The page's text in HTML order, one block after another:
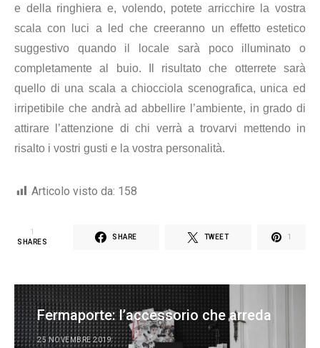
e della ringhiera e, volendo, potete arricchire la vostra
scala con luci a led che creeranno un effetto estetico
suggestivo quando il locale sarà poco illuminato o
completamente al buio. Il risultato che otterrete sarà
quello di una scala a chiocciola scenografica, unica ed
irripetibile che andrà ad abbellire l’ambiente, in grado di
attirare l’attenzione di chi verrà a trovarvi mettendo in
risalto i vostri gusti e la vostra personalità.
Articolo visto da: 158
1
SHARES
SHARE TWEET 1
Fermaporte: l’accessorio che arreda
25 NOVEMBRE 2019